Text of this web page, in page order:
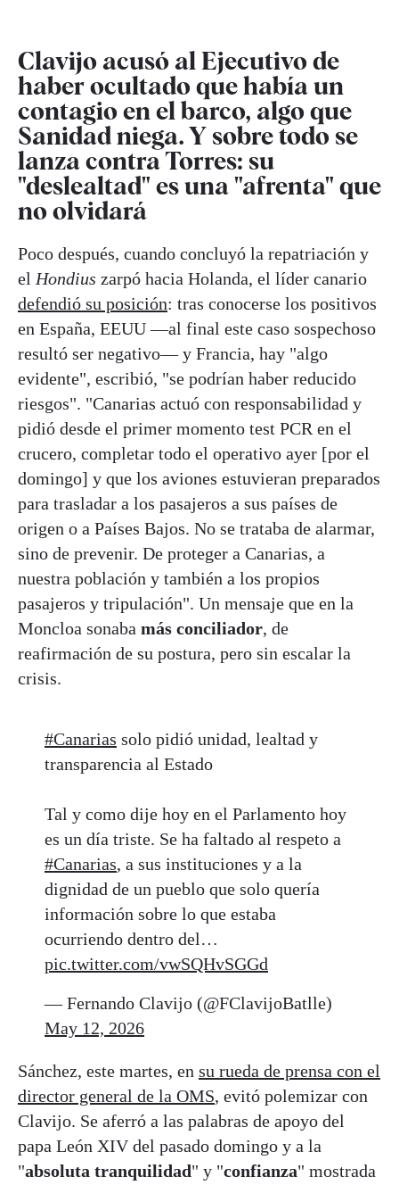
Clavijo acusó al Ejecutivo de
haber ocultado que había un
contagio en el barco, algo que
Sanidad niega. Y sobre todo se
lanza contra Torres: su
"deslealtad" es una "afrenta" que
no olvidará
Poco después, cuando concluyó la repatriación y
el Hondius zarpó hacia Holanda, el líder canario
defendió su posición: tras conocerse los positivos
en España, EEUU —al final este caso sospechoso
resultó ser negativo— y Francia, hay "algo
evidente", escribió, "se podrían haber reducido
riesgos". "Canarias actuó con responsabilidad y
pidió desde el primer momento test PCR en el
crucero, completar todo el operativo ayer [por el
domingo] y que los aviones estuvieran preparados
para trasladar a los pasajeros a sus países de
origen o a Países Bajos. No se trataba de alarmar,
sino de prevenir. De proteger a Canarias, a
nuestra población y también a los propios
pasajeros y tripulación". Un mensaje que en la
Moncloa sonaba más conciliador, de
reafirmación de su postura, pero sin escalar la
crisis.
#Canarias solo pidió unidad, lealtad y
transparencia al Estado
Tal y como dije hoy en el Parlamento hoy
es un día triste. Se ha faltado al respeto a
#Canarias, a sus instituciones y a la
dignidad de un pueblo que solo quería
información sobre lo que estaba
ocurriendo dentro del…
pic.twitter.com/vwSQHvSGGd
— Fernando Clavijo (@FClavijoBatlle)
May 12, 2026
Sánchez, este martes, en su rueda de prensa con el
director general de la OMS, evitó polemizar con
Clavijo. Se aferró a las palabras de apoyo del
papa León XIV del pasado domingo y a la
"absoluta tranquilidad" y "confianza" mostrada